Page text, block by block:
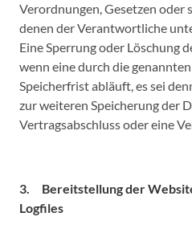
Verordnungen, Gesetzen oder
denen der Verantwortliche
Eine Sperrung oder Löschung
wenn eine durch die
Speicherfrist abläuft, es sei
zur weiteren Speicherung der
Vertragsabschluss oder eine
3. Bereitstellung der
Logfiles